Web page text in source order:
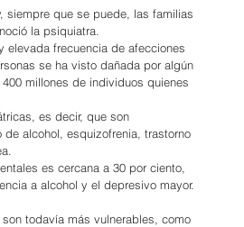
siempre que se puede, las familias
la psiquiatra.
elevada frecuencia de afecciones
se ha visto dañada por algún
millones de individuos quienes
es decir, que son
alcohol, esquizofrenia, trastorno
es cercana a 30 por ciento,
a alcohol y el depresivo mayor.
todavía más vulnerables, como